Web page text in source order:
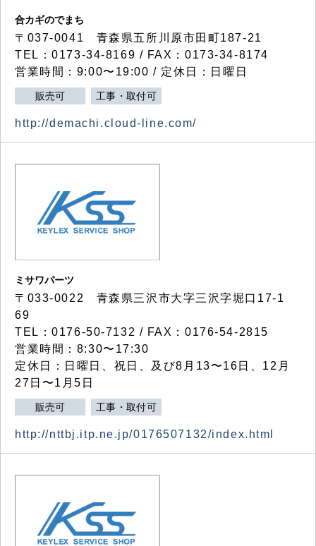
合カギのでまち
〒037-0041 青森県五所川原市田町187-21
TEL：0173-34-8169 / FAX：0173-34-8174
営業時間：9:00〜19:00 / 定休日：日曜日
販売可 工事・取付可
http://demachi.cloud-line.com/
ミサワパーツ
〒033-0022 青森県三沢市大字三沢字堀口17-1
69
TEL：0176-50-7132 / FAX：0176-54-2815
営業時間：8:30〜17:30
定休日：日曜日、祝日、及び8月13〜16日、12月
27日〜1月5日
販売可 工事・取付可
http://nttbj.itp.ne.jp/0176507132/index.html